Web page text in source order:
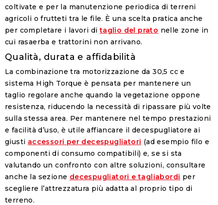
coltivate e per la manutenzione periodica di terreni
agricoli o frutteti tra le file. È una scelta pratica anche
per completare i lavori ditaglio del prato nelle zone in
cui rasaerba e trattorini non arrivano.
Qualità, durata e affidabilità
La combinazione tra motorizzazione da 30,5 cc e
sistema High Torque è pensata per mantenere un
taglio regolare anche quando la vegetazione oppone
resistenza, riducendo la necessità di ripassare più volte
sulla stessa area. Per mantenere nel tempo prestazioni
e facilità d’uso, è utile affiancare il decespugliatore ai
giusti accessori per decespugliatori (ad esempio filo e
componenti di consumo compatibili) e, se si sta
valutando un confronto con altre soluzioni, consultare
anche la sezione decespugliatori e tagliabordi per
scegliere l’attrezzatura più adatta al proprio tipo di
terreno.